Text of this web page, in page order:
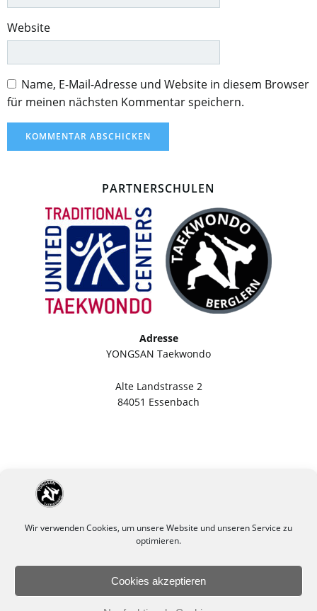
Wir verwenden Cookies, um unsere Website und unseren Service zu
optimieren.
Cookies akzeptieren
Website
Name, E-Mail-Adresse und Website in diesem Browser
für meinen nächsten Kommentar speichern.
PARTNERSCHULEN
Adresse
YONGSAN Taekwondo
Alte Landstrasse 2
84051 Essenbach
Impressum